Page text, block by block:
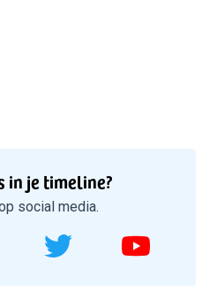
in je timeline?
social media.